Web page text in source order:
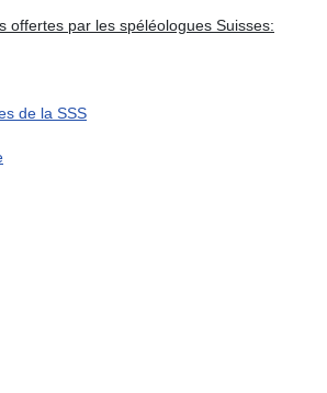
offertes par les spéléologues Suisses:
de la SSS